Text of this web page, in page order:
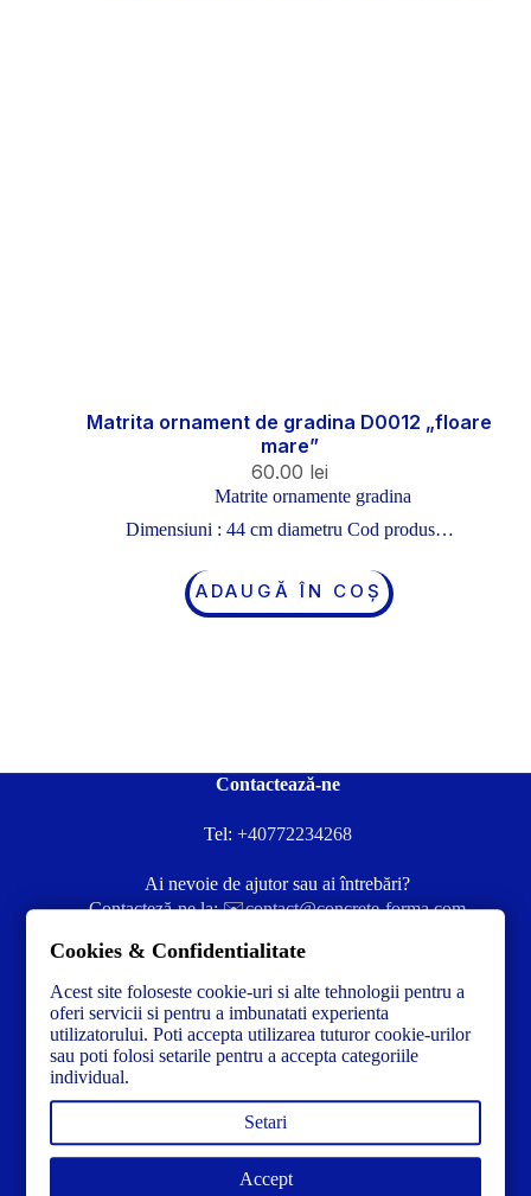
Matrita ornament de gradina D0012 „floare
mare”
60.00 lei
Matrite ornamente gradina
Dimensiuni : 44 cm diametru Cod produs…
ADAUGĂ ÎN COȘ
Contactează-ne
Tel: +40772234268
Ai nevoie de ajutor sau ai întrebări?
Contacteză-ne la:✉️contact@concrete-forma.com
Cookies & Confidentialitate
Acest site foloseste cookie-uri si alte tehnologii pentru a
oferi servicii si pentru a imbunatati experienta
utilizatorului. Poti accepta utilizarea tuturor cookie-urilor
sau poti folosi setarile pentru a accepta categoriile
individual.
Setari
Accept